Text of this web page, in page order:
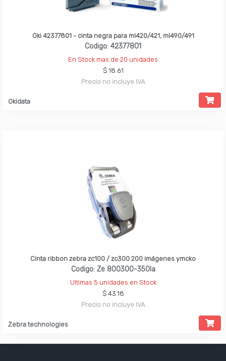
Oki 42377801 - cinta negra para ml420/421, ml490/491
Codigo: 42377801
En Stock mas de 20 unidades
$ 18.61
Precio no incluye IVA
Okidata
Cinta ribbon zebra zc100 / zc300 200 imágenes ymcko
Codigo: Ze 800300-350la
Ultimas 5 unidades en Stock
$ 43.18
Precio no incluye IVA
Zebra technologies